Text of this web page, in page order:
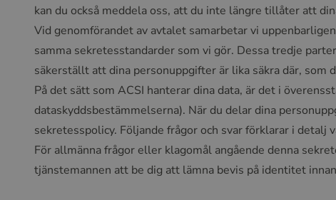
kan du också meddela oss, att du inte längre tillåter att
Vid genomförandet av avtalet samarbetar vi
samma sekretesstandarder som vi gör. Dessa tredje
säkerställt att dina personuppgifter är lika säkra där, som
På det sätt som ACSI hanterar dina data, är det i
dataskyddsbestämmelserna). När du delar dina
sekretesspolicy. Följande frågor och svar förklarar i detalj
För allmänna frågor eller klagomål angående denna
tjänstemannen att be dig att lämna bevis på identitet